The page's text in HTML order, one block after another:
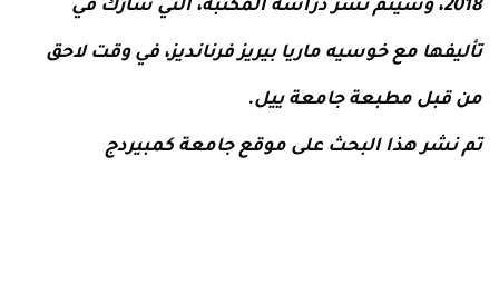
2018، وسيتم نشر دراسة المكتبة، التي شارك في
تأليفها مع خوسيه ماريا بيريز فرنانديز، في وقت لاحق
من قبل مطبعة جامعة ييل.
تم نشر هذا البحث على موقع جامعة كمبيردج